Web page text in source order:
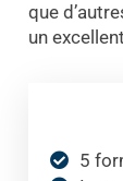
que
un
5